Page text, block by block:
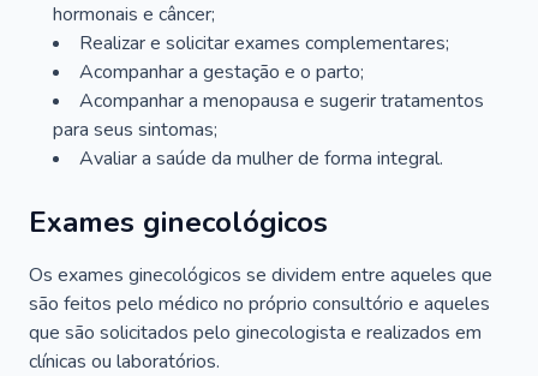
hormonais e câncer;
Realizar e solicitar exames complementares;
Acompanhar a gestação e o parto;
Acompanhar a menopausa e sugerir tratamentos
para seus sintomas;
Avaliar a saúde da mulher de forma integral.
Exames ginecológicos
Os exames ginecológicos se dividem entre aqueles que
são feitos pelo médico no próprio consultório e aqueles
que são solicitados pelo ginecologista e realizados em
clínicas ou laboratórios.